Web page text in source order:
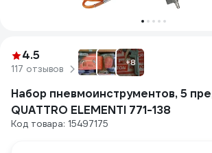
4.5
117 отзывов
+8
Набор пневмоинструментов, 5
QUATTRO ELEMENTI 771-138
Код товара: 15497175